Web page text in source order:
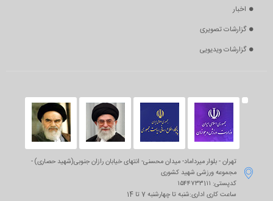
اخبار
گزارشات تصویری
گزارشات ویدیویی

تهران - بلوار میرداماد- میدان محسنی- انتهای خیابان رازان جنوبی(شهید حصاری) -
مجموعه ورزشی شهید کشوری
کدپستی: ۱۵۴۴۷۳۳1۱۱
ساعت کاری اداری:شنبه تا چهارشنبه 7 تا 14